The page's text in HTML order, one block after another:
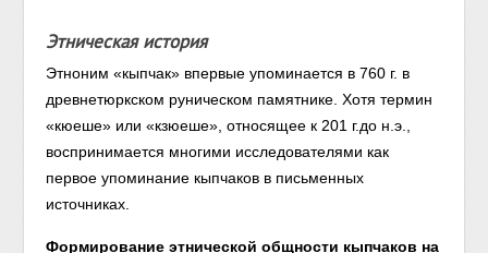
Этническая история
Этноним «кыпчак» впервые упоминается в 760 г. в
древнетюркском руническом памятнике. Хотя термин
«кюеше» или «кзюеше», относящее к 201 г.до н.э.,
воспринимается многими исследователями как
первое упоминание кыпчаков в письменных
источниках.
Формирование этнической общности кыпчаков на